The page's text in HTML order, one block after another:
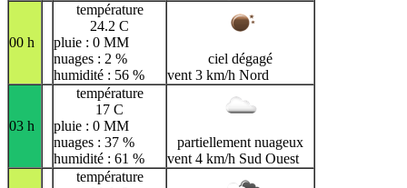
00 h
température
24.2 C
pluie : 0 MM
nuages : 2 %
humidité : 56 %
ciel dégagé
vent 3 km/h Nord
03 h
température
17 C
pluie : 0 MM
nuages : 37 %
humidité : 61 %
partiellement nuageux
vent 4 km/h Sud Ouest
température